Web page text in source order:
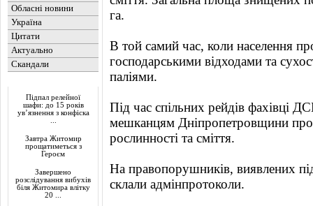
Обласні новини
Україна
Цитати
Актуально
Скандали
Підпал релейної
шафи: до 15 років
ув’язнення з конфіска
Завтра Житомир
прощатиметься з
Героєм
Завершено
розслідування вибухів
біля Житомира влітку
20 ...
га.
В той самий час, коли населення
господарськими відходами та
паліями.
Під час спільних рейдів фахівці
мешканцям Дніпропетровщини про
рослинності та сміття.
На правопорушників, виявлених
склали адмінпротоколи.